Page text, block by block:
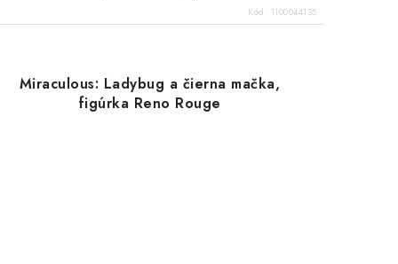
Kód: 1100044135
Miraculous: Ladybug a čierna mačka,
figúrka Reno Rouge